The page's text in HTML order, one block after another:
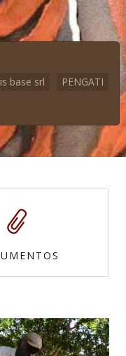
base srl
PENGATI